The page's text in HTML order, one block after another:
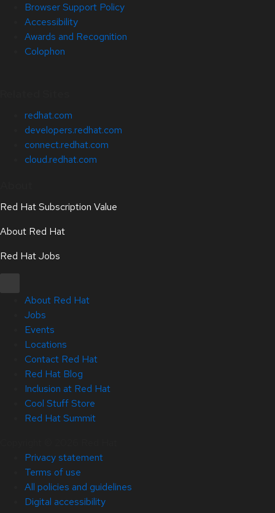
Browser Support Policy
Accessibility
Awards and Recognition
Colophon
redhat.com
developers.redhat.com
connect.redhat.com
cloud.redhat.com
Red Hat Subscription Value
About Red Hat
Red Hat Jobs
About Red Hat
Jobs
Events
Locations
Contact Red Hat
Red Hat Blog
Inclusion at Red Hat
Cool Stuff Store
Red Hat Summit
Privacy statement
Terms of use
All policies and guidelines
Digital accessibility